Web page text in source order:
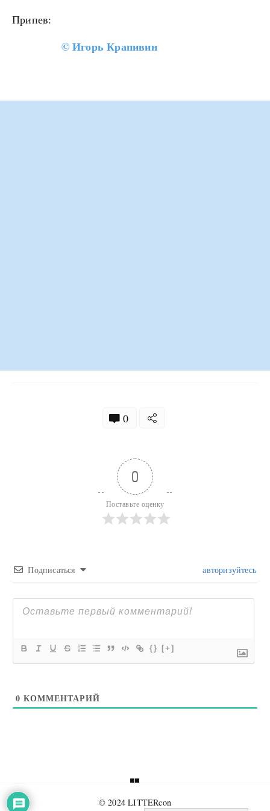
Припев:
©Игорь Крапивин
0
0
Поставьте оценку
Подписаться авторизуйтесь
{} [+]
0 КОММЕНТАРИЙ
© 2024 LITTERcon